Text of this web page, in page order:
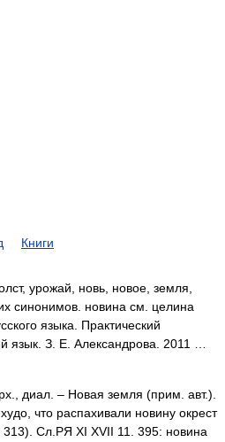
Книги
урожай, новь, новое, земля,
синонимов. новина см. целина
языка. Практический
язык. З. Е. Александрова. 2011 …
диал. – Новая земля (прим. авт.).
что распахивали новину окрест
313). Сл.РЯ XI XVII 11. 395: новина